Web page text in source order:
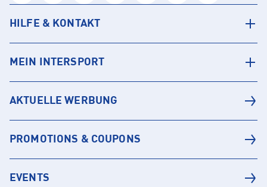
HILFE & KONTAKT
MEIN INTERSPORT
AKTUELLE WERBUNG
PROMOTIONS & COUPONS
EVENTS